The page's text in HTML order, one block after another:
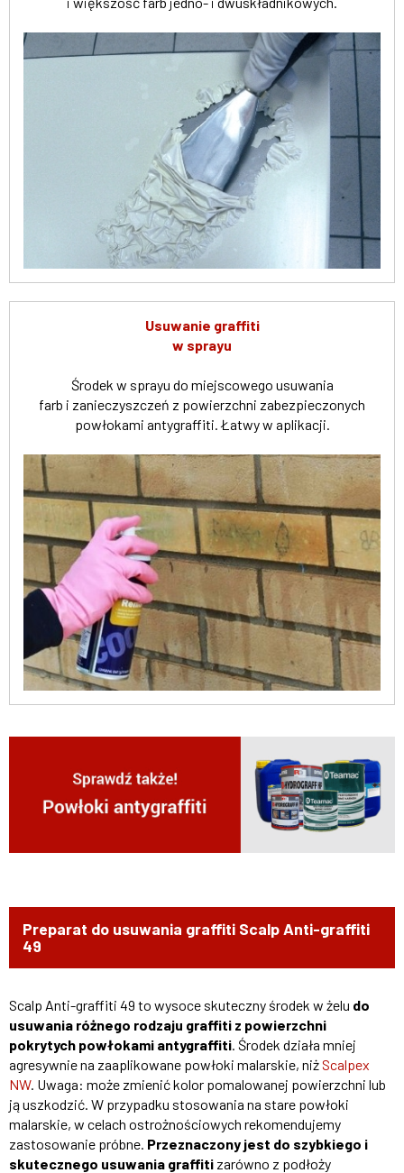
Usuwanie graffiti
w sprayu
Środek w sprayu do miejscowego usuwania
farb i zanieczyszczeń z powierzchni zabezpieczonych
powłokami antygraffiti. Łatwy w aplikacji.
Preparat do usuwania graffiti Scalp Anti-graffiti
49
Scalp Anti-graffiti 49 to wysoce skuteczny środek w żelu do
usuwania różnego rodzaju graffiti z powierzchni
pokrytych powłokami antygraffiti . Środek działa mniej
agresywnie na zaaplikowane powłoki malarskie, niżScalpex
NW. Uwaga: może zmienić kolor pomalowanej powierzchni lub
ją uszkodzić. W przypadku stosowania na stare powłoki
malarskie, w celach ostrożnościowych rekomendujemy
zastosowanie próbne. Przeznaczony jest do szybkiego i
skutecznego usuwania graffiti zarówno z podłoży